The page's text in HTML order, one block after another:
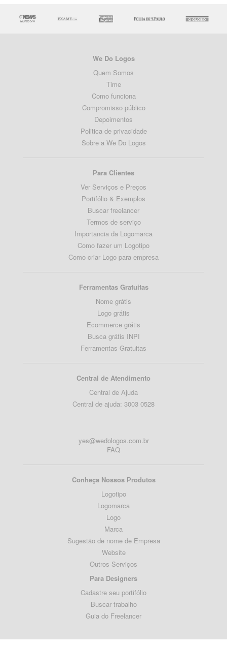
We Do Logos
Quem Somos
Time
Como funciona
Compromisso público
Depoimentos
Politica de privacidade
Sobre a We Do Logos
Para Clientes
Ver Serviços e Preços
Portifólio & Exemplos
Buscar freelancer
Termos de serviço
Importancia da Logomarca
Como fazer um Logotipo
Como criar Logo para empresa
Ferramentas Gratuitas
Nome grátis
Logo grátis
Ecommerce grátis
Busca grátis INPI
Ferramentas Gratuitas
Central de Atendimento
Central de Ajuda
Central de ajuda: 3003 0528
yes@wedologos.com.br
FAQ
Conheça Nossos Produtos
Logotipo
Logomarca
Logo
Marca
Sugestão de nome de Empresa
Website
Outros Serviços
Para Designers
Cadastre seu portifólio
Buscar trabalho
Guia do Freelancer